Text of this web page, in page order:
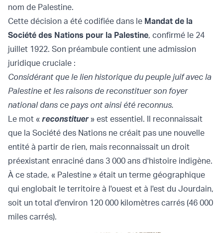
nom de Palestine.
Cette décision a été codifiée dans le Mandat de la
Société des Nations pour la Palestine, confirmé le 24
juillet 1922. Son préambule contient une admission
juridique cruciale :
Considérant que le lien historique du peuple juif avec la
Palestine et les raisons de reconstituer son foyer
national dans ce pays ont ainsi été reconnus.
Le mot « reconstituer» est essentiel. Il reconnaissait
que la Société des Nations ne créait pas une nouvelle
entité à partir de rien, mais reconnaissait un droit
préexistant enraciné dans 3 000 ans d'histoire indigène.
À ce stade, « Palestine » était un terme géographique
qui englobait le territoire à l'ouest et à l'est du Jourdain,
soit un total d'environ 120 000 kilomètres carrés (46 000
miles carrés).